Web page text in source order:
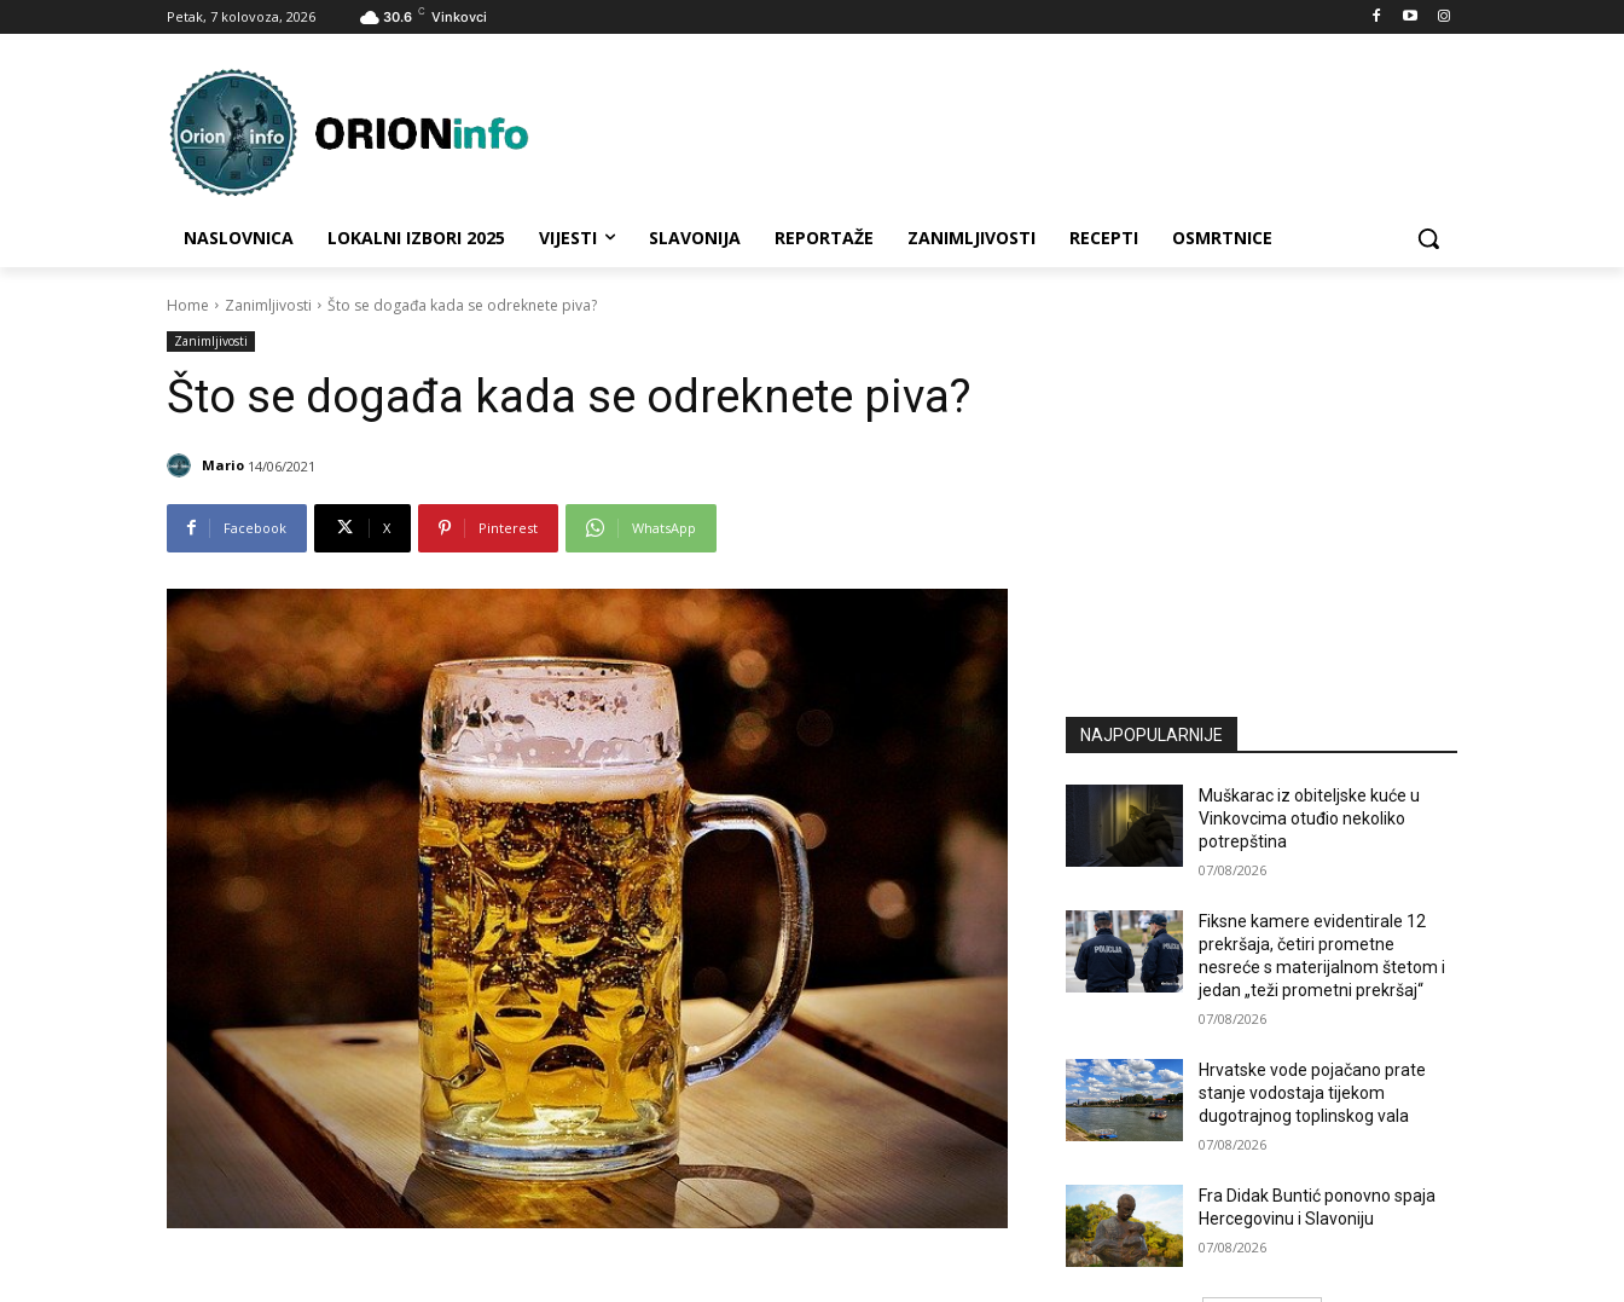
Petak, 7 kolovoza, 2026 30.6 C Vinkovci
NASLOVNICA LOKALNI IZBORI 2025 VIJESTI SLAVONIJA REPORTAŽE ZANIMLJIVOSTI RECEPTI OSMRTNICE
Home Zanimljivosti Što se događa kada se odreknete piva?
Zanimljivosti
Što se događa kada se odreknete piva?
Mario 14/06/2021
Facebook X Pinterest WhatsApp
NAJPOPULARNIJE
Muškarac iz obiteljske kuće u
Vinkovcima otuđio nekoliko
potrepština
07/08/2026
Fiksne kamere evidentirale 12
prekršaja, četiri prometne
nesreće s materijalnom štetom i
jedan „teži prometni prekršaj“
07/08/2026
Hrvatske vode pojačano prate
stanje vodostaja tijekom
dugotrajnog toplinskog vala
07/08/2026
Fra Didak Buntić ponovno spaja
Hercegovinu i Slavoniju
07/08/2026